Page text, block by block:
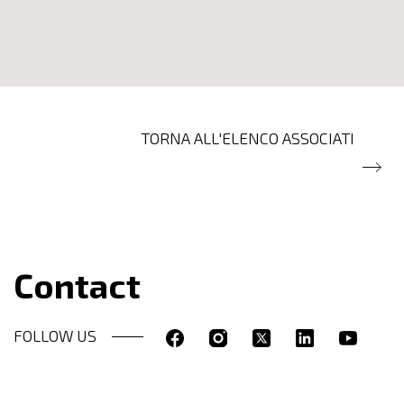
TORNA ALL'ELENCO ASSOCIATI
Contact
FOLLOW US